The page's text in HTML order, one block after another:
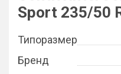
Sport 235/50
Типоразмер
Бренд